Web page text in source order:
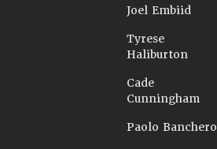
Joel Embiid
Tyrese
Haliburton
Cade
Cunningham
Paolo Banchero